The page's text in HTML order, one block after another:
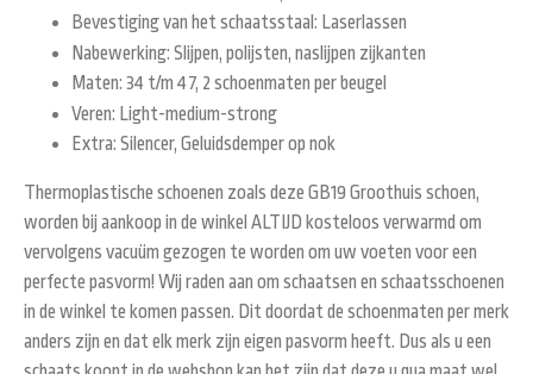
Bevestiging van het schaatsstaal: Laserlassen
Nabewerking: Slijpen, polijsten, naslijpen zijkanten
Maten: 34 t/m 47, 2 schoenmaten per beugel
Veren: Light-medium-strong
Extra: Silencer, Geluidsdemper op nok
Thermoplastische schoenen zoals deze GB19 Groothuis schoen,
worden bij aankoop in de winkel ALTIJD kosteloos verwarmd om
vervolgens vacuüm gezogen te worden om uw voeten voor een
perfecte pasvorm! Wij raden aan om schaatsen en schaatsschoenen
in de winkel te komen passen. Dit doordat de schoenmaten per merk
anders zijn en dat elk merk zijn eigen pasvorm heeft. Dus als u een